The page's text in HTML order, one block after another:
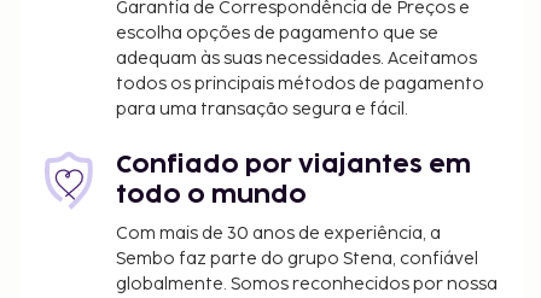
Imposto municipal: 1.95 EUR por pessoa, por
Incluímos todas as taxas que o alojamento nos
comunicou.
Garantia de Correspondência de Preços e
escolha opções de pagamento que se
adequam às suas necessidades. Aceitamos
todos os principais métodos de pagamento
para uma transação segura e fácil.
Confiado por viajantes em
todo o mundo
Com mais de 30 anos de experiência, a
Sembo faz parte do grupo Stena, confiável
globalmente. Somos reconhecidos por nossa